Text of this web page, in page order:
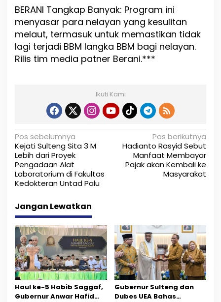
BERANI Tangkap Banyak: Program ini
menyasar para nelayan yang kesulitan
melaut, termasuk untuk memastikan tidak
lagi terjadi BBM langka BBM bagi nelayan.
Rilis tim media patner Berani.***
Ikuti Kami
N
a
v
i
g
a
s
i
p
o
Pos sebelumnya
Kejati Sulteng Sita 3 M
Lebih dari Proyek
Pengadaan Alat
Laboratorium di Fakultas
Kedokteran Untad Palu
Pos berikutnya
Hadianto Rasyid Sebut
Manfaat Membayar
Pajak akan Kembali ke
Masyarakat
Jangan Lewatkan
Haul ke-5 Habib Saggaf,
Gubernur Anwar Hafid
Gubernur Sulteng dan
Dubes UEA Bahas